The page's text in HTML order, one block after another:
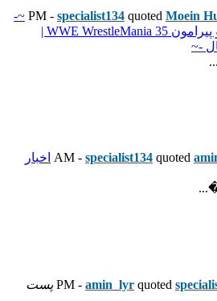
~-
تایپک بحث و گفتگو پیرامون WWE WrestleMania 35 |
اخبار
پست